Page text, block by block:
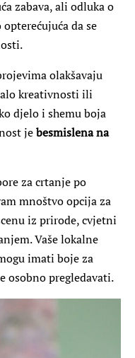
zabava, ali odluka o
da se
olakšavaju
kreativnosti ili
djelo i shemu boja
jebesmislena na
za crtanje po
mnoštvo opcija za
iz prirode, cvjetni
Vaše lokalne
imati boje za
osobno pregledavati.